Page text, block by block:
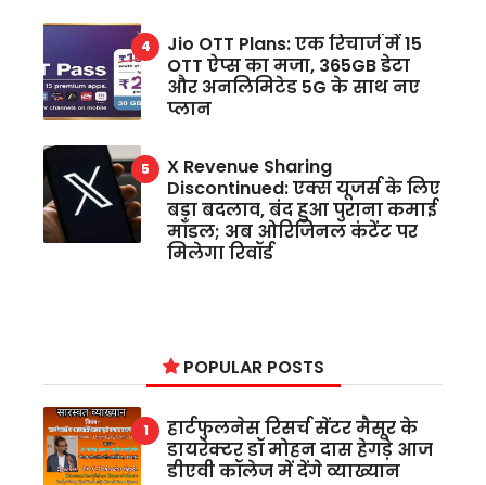
Jio OTT Plans: एक रिचार्ज में 15
OTT ऐप्स का मजा, 365GB डेटा
और अनलिमिटेड 5G के साथ नए
प्लान
X Revenue Sharing
Discontinued: एक्स यूजर्स के लिए
बड़ा बदलाव, बंद हुआ पुराना कमाई
मॉडल; अब ओरिजिनल कंटेंट पर
मिलेगा रिवॉर्ड
POPULAR POSTS
हार्टफुलनेस रिसर्च सेंटर मैसूर के
डायरेक्टर डॉ मोहन दास हेगड़े आज
डीएवी कॉलेज में देंगे व्याख्यान